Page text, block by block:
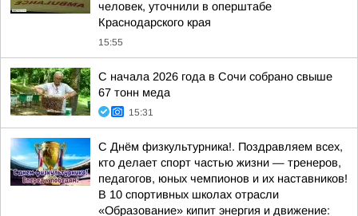
человек, уточнили в оперштабе
Краснодарского края
15:55
С начала 2026 года в Сочи собрано свыше
67 тонн меда
15:31
С Днём физкультурника!. Поздравляем всех,
кто делает спорт частью жизни — тренеров,
педагогов, юных чемпионов и их наставников!
В 10 спортивных школах отрасли
«Образование» кипит энергия и движение: